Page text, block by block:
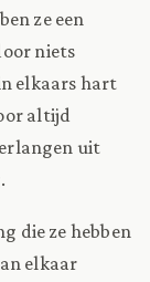
ze een
niets
elkaars hart
altijd
uit
die ze hebben
elkaar